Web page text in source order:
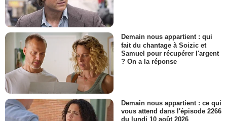
Demain nous appartient : qui
fait du chantage à Soizic et
Samuel pour récupérer l'argent
? On a la réponse
Demain nous appartient : ce qui
vous attend dans l'épisode 2266
du lundi 10 août 2026